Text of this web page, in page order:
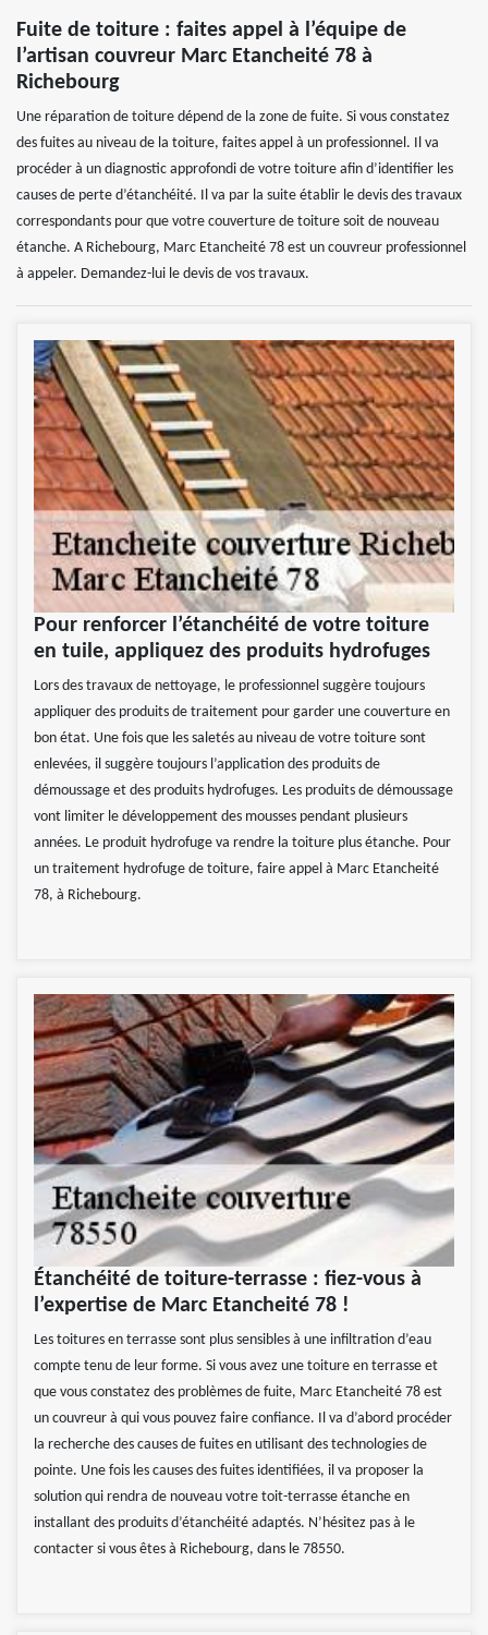
Fuite de toiture : faites appel à l’équipe de
l’artisan couvreur Marc Etancheité 78 à
Richebourg
Une réparation de toiture dépend de la zone de fuite. Si vous constatez
des fuites au niveau de la toiture, faites appel à un professionnel. Il va
procéder à un diagnostic approfondi de votre toiture afin d’identifier les
causes de perte d’étanchéité. Il va par la suite établir le devis des travaux
correspondants pour que votre couverture de toiture soit de nouveau
étanche. A Richebourg, Marc Etancheité 78 est un couvreur professionnel
à appeler. Demandez-lui le devis de vos travaux.
Pour renforcer l’étanchéité de votre toiture
en tuile, appliquez des produits hydrofuges
Lors des travaux de nettoyage, le professionnel suggère toujours
appliquer des produits de traitement pour garder une couverture en
bon état. Une fois que les saletés au niveau de votre toiture sont
enlevées, il suggère toujours l’application des produits de
démoussage et des produits hydrofuges. Les produits de démoussage
vont limiter le développement des mousses pendant plusieurs
années. Le produit hydrofuge va rendre la toiture plus étanche. Pour
un traitement hydrofuge de toiture, faire appel à Marc Etancheité
78, à Richebourg.
Étanchéité de toiture-terrasse : fiez-vous à
l’expertise de Marc Etancheité 78 !
Les toitures en terrasse sont plus sensibles à une infiltration d’eau
compte tenu de leur forme. Si vous avez une toiture en terrasse et
que vous constatez des problèmes de fuite, Marc Etancheité 78 est
un couvreur à qui vous pouvez faire confiance. Il va d’abord procéder
la recherche des causes de fuites en utilisant des technologies de
pointe. Une fois les causes des fuites identifiées, il va proposer la
solution qui rendra de nouveau votre toit-terrasse étanche en
installant des produits d’étanchéité adaptés. N’hésitez pas à le
contacter si vous êtes à Richebourg, dans le 78550.